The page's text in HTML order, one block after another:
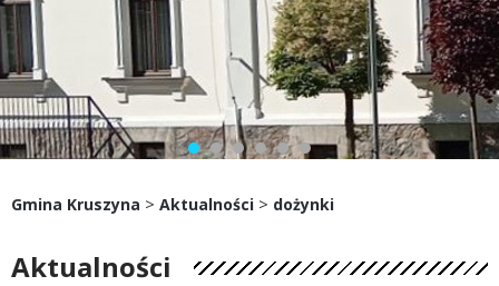
Gmina Kruszyna > Aktualności > dożynki
Aktualności